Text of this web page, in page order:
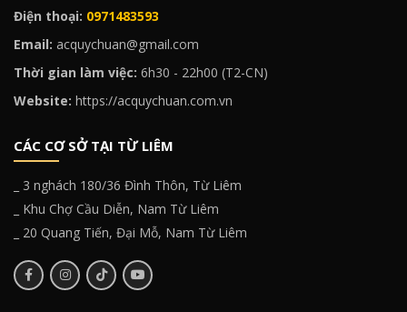
Điện thoại: 0971483593
Email: acquychuan@gmail.com
Thời gian làm việc: 6h30 - 22h00 (T2-CN)
Website: https://acquychuan.com.vn
CÁC CƠ SỞ TẠI TỪ LIÊM
_ 3 nghách 180/36 Đình Thôn, Từ Liêm
_ Khu Chợ Cầu Diễn, Nam Từ Liêm
_ 20 Quang Tiến, Đại Mỗ, Nam Từ Liêm